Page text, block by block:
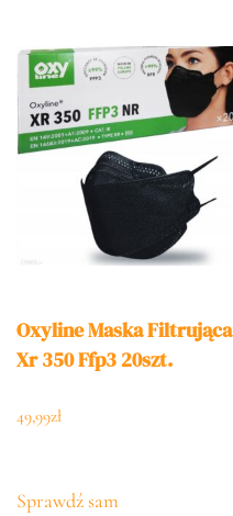
Oxyline Maska Filtrująca
Xr 350 Ffp3 20szt.
49,99zł
Sprawdź sam